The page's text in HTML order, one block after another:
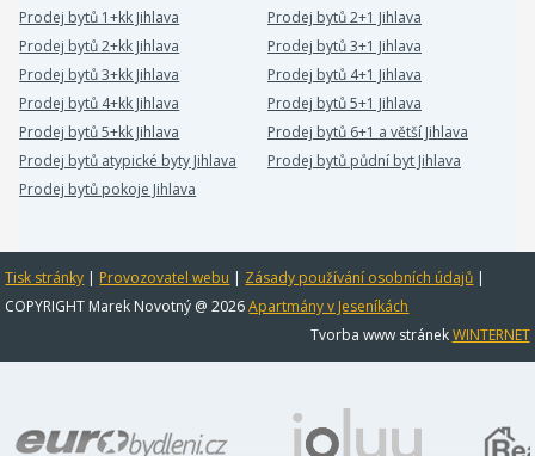
Prodej bytů 1+kk Jihlava
Prodej bytů 2+1 Jihlava
Prodej bytů 2+kk Jihlava
Prodej bytů 3+1 Jihlava
Prodej bytů 3+kk Jihlava
Prodej bytů 4+1 Jihlava
Prodej bytů 4+kk Jihlava
Prodej bytů 5+1 Jihlava
Prodej bytů 5+kk Jihlava
Prodej bytů 6+1 a větší Jihlava
Prodej bytů atypické byty Jihlava
Prodej bytů půdní byt Jihlava
Prodej bytů pokoje Jihlava
Tisk stránky | Provozovatel webu | Zásady používání osobních údajů |
COPYRIGHT Marek Novotný @ 2026Apartmány v Jeseníkách
Tvorba www stránekWINTERNET